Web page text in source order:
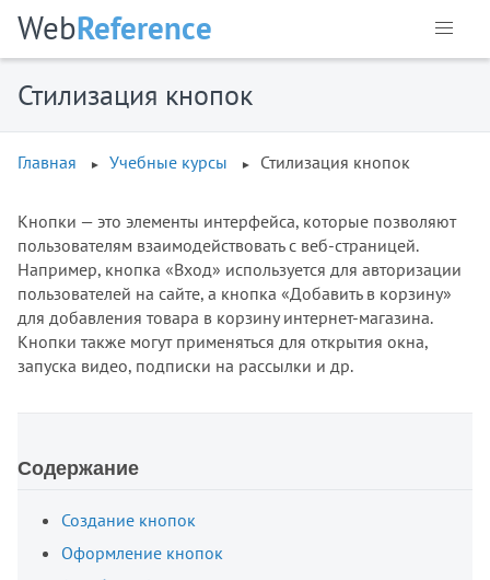
WebReference
Стилизация кнопок
Главная Учебные курсы Стилизация кнопок
Кнопки — это элементы интерфейса, которые позволяют
пользователям взаимодействовать с веб-страницей.
Например, кнопка «Вход» используется для авторизации
пользователей на сайте, а кнопка «Добавить в корзину»
для добавления товара в корзину интернет-магазина.
Кнопки также могут применяться для открытия окна,
запуска видео, подписки на рассылки и др.
Содержание
Создание кнопок
Оформление кнопок